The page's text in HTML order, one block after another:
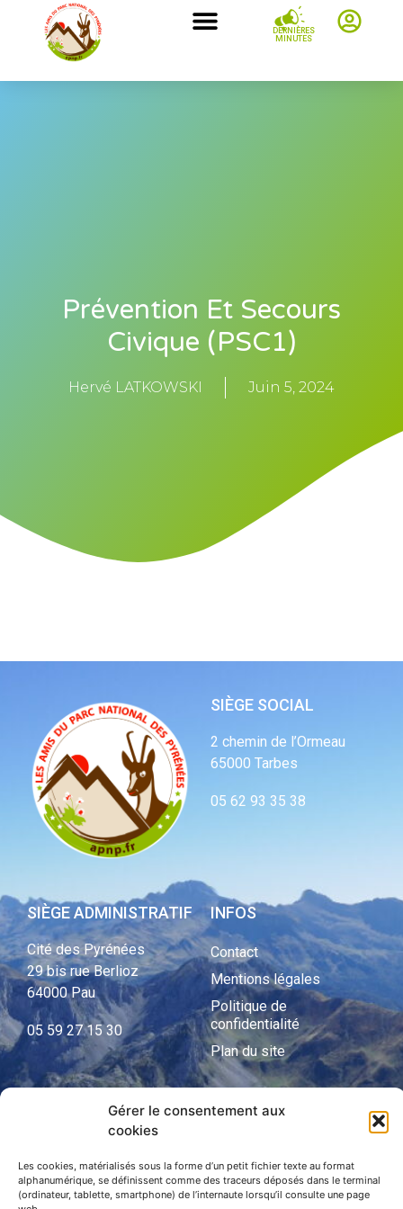
Gérer le consentement aux
cookies
Les cookies, matérialisés sous la forme d’un petit fichier texte au format
alphanumérique, se définissent comme des traceurs déposés dans le terminal
(ordinateur, tablette, smartphone) de l’internaute lorsqu’il consulte une page
DERNIÈRES
MINUTES
Prévention Et Secours
Civique (PSC1)
Hervé LATKOWSKI Juin 5, 2024
SIÈGE SOCIAL
2 chemin de l’Ormeau
65000 Tarbes
05 62 93 35 38
SIÈGE ADMINISTRATIF
Cité des Pyrénées
29 bis rue Berlioz
64000 Pau
05 59 27 15 30
INFOS
Contact
Mentions légales
Politique de
confidentialité
Plan du site
Parc national des Pyrénées